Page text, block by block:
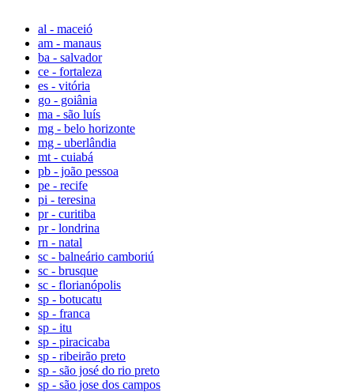
al - maceió
am - manaus
ba - salvador
ce - fortaleza
es - vitória
go - goiânia
ma - são luís
mg - belo horizonte
mg - uberlândia
mt - cuiabá
pb - joão pessoa
pe - recife
pi - teresina
pr - curitiba
pr - londrina
rn - natal
sc - balneário camboriú
sc - brusque
sc - florianópolis
sp - botucatu
sp - franca
sp - itu
sp - piracicaba
sp - ribeirão preto
sp - são josé do rio preto
sp - são jose dos campos